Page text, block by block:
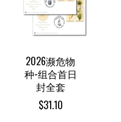
2026濒危物
种-组合首日
封全套
$31.10